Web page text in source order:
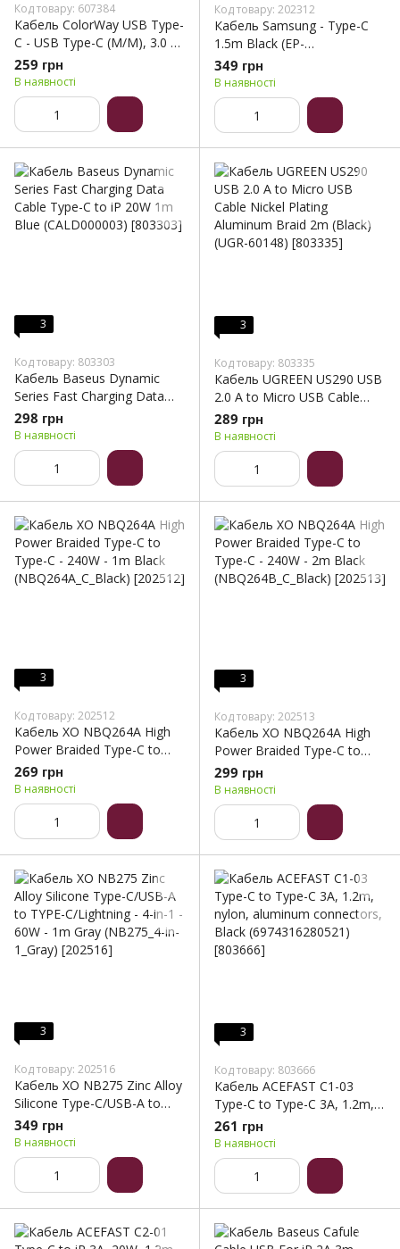
Код товару: 607384
Кабель ColorWay USB Type-
C - USB Type-C (M/M), 3.0 А,
2 м, Gray (CW-CBPDCC068-
GR)
259 грн
В наявності
Код товару: 202312
Кабель Samsung - Type-C
1.5m Black (EP-
DG930IBRGRU)
349 грн
В наявності
3
Код товару: 803303
Кабель Baseus Dynamic
Series Fast Charging Data
Cable Type-C to iP 20W 1m
Blue (CALD000003)
298 грн
В наявності
3
Код товару: 803335
Кабель UGREEN US290 USB
2.0 A to Micro USB Cable
Nickel Plating Aluminum
Braid 2m (Black) (UGR-
60148)
289 грн
В наявності
3
Код товару: 202512
Кабель XO NBQ264A High
Power Braided Type-C to
Type-C - 240W - 1m Black
(NBQ264A_С_Black)
269 грн
В наявності
3
Код товару: 202513
Кабель XO NBQ264A High
Power Braided Type-C to
Type-C - 240W - 2m Black
(NBQ264B_С_Black)
299 грн
В наявності
3
Код товару: 202516
Кабель XO NB275 Zinc Alloy
Silicone Type-C/USB-A to
TYPE-C/Lightning - 4-in-1 -
60W - 1m Gray (NB275_4-in-
1_Gray)
349 грн
В наявності
3
Код товару: 803666
Кабель ACEFAST C1-03
Type-C to Type-C 3A, 1.2m,
nylon, aluminum connectors,
Black (6974316280521)
261 грн
В наявності